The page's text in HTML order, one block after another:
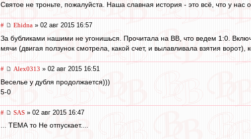
Святое не троньте, пожалуйста. Наша славная история - это всё, что у нас
# Ehidna » 02 авг 2015 16:57
За бубликами нашими не угонишься. Прочитала на ВВ, что ведем 1:0.
мячи (двигая ползунок смотрела, какой счет, и вылавливала взятия
# Alex0313 » 02 авг 2015 16:51
Веселье у дубля продолжается)))
5-0
# SAS » 02 авг 2015 16:47
... ТЕМА то Не отпускает....